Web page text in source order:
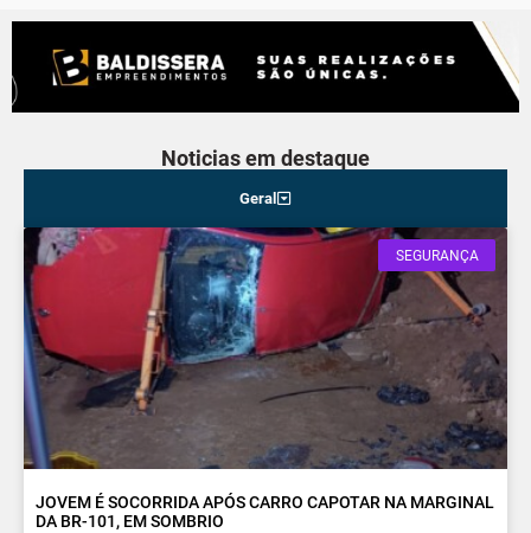
Noticias em destaque
Geral
SEGURANÇA
JOVEM É SOCORRIDA APÓS CARRO CAPOTAR NA MARGINAL
DA BR-101, EM SOMBRIO